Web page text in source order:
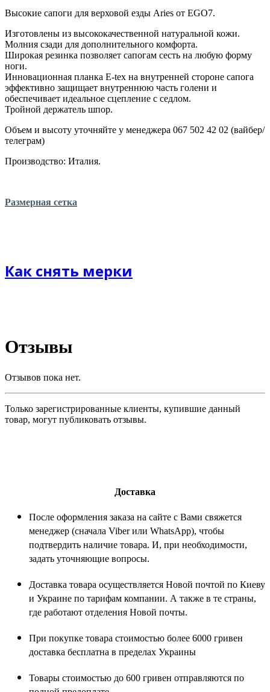
Высокие сапоги для верховой езды Aries от EGO7.
Изготовлены из высококачественной натуральной кожи.
Молния сзади для дополнительного комфорта.
Широкая резинка позволяет сапогам сесть на любую форму
ноги.
Инновационная планка E-tex на внутренней стороне сапога
эффективно защищает внутреннюю часть голени и
обеспечивает идеальное сцепление с седлом.
Тройной держатель шпор.
Объем и высоту уточняйте у менеджера 067 502 42 02 (вайбер/
телеграм)
Производство: Италия.
Размерная сетка
Как снять мерки
Отзывы
Отзывов пока нет.
Только зарегистрированные клиенты, купившие данный
товар, могут публиковать отзывы.
Доставка
После оформления заказа на сайте с Вами свяжется
менеджер (сначала Viber или WhatsApp), чтобы
подтвердить наличие товара. И, при необходимости,
задать уточняющие вопросы.
Доставка товара осуществляется Новой почтой по Киеву
и Украине по тарифам компании. А также в те страны,
где работают отделения Новой почты.
При покупке товара стоимостью более 6000 гривен
доставка бесплатна в пределах Украины
Товары стоимостью до 600 гривен отправляются по